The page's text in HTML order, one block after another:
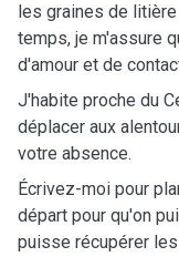
les graines de
temps, je m'assure
d'amour et de
J'habite proche du
déplacer aux
votre absence.
Écrivez-moi pour
départ pour qu'on
puisse récupérer